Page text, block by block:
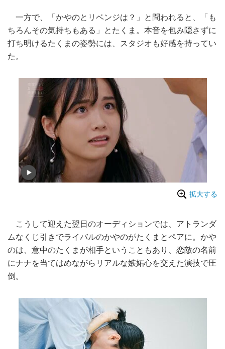
一方で、「かやのとリベンジは？」と問われると、「も
ちろんその気持ちもある」とたくま。本音を包み隠さずに
打ち明けるたくまの姿勢には、スタジオも好感を持ってい
た。
拡大する
こうして迎えた翌日のオーディションでは、アトランダ
ムなくじ引きでライバルのかやのがたくまとペアに。かや
のは、意中のたくまが相手ということもあり、恋敵の名前
にナナを当てはめながらリアルな嫉妬心を交えた演技で圧
倒。